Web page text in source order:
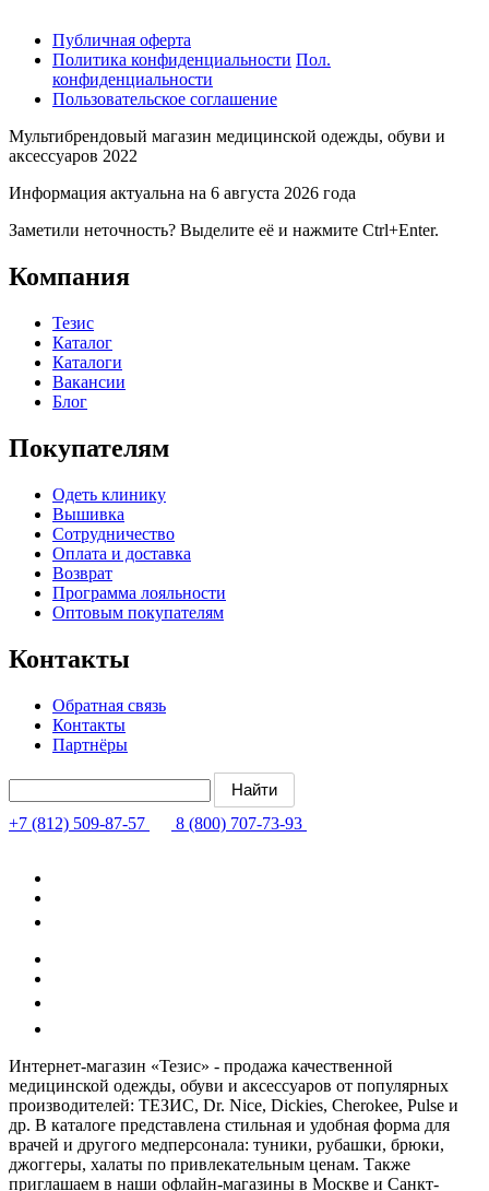
Публичная оферта
Политика конфиденциальности Пол.
конфиденциальности
Пользовательское соглашение
Мультибрендовый магазин медицинской одежды, обуви и
аксессуаров 2022
Информация актуальна на 6 августа 2026 года
Заметили неточность? Выделите её и нажмите Ctrl+Enter.
Компания
Тезис
Каталог
Каталоги
Вакансии
Блог
Покупателям
Одеть клинику
Вышивка
Сотрудничество
Оплата и доставка
Возврат
Программа лояльности
Оптовым покупателям
Контакты
Обратная связь
Контакты
Партнёры
+7 (812) 509-87-57 8 (800) 707-73-93
Интернет-магазин «Тезис» - продажа качественной
медицинской одежды, обуви и аксессуаров от популярных
производителей: ТЕЗИС, Dr. Nice, Dickies, Cherokee, Pulse и
др. В каталоге представлена стильная и удобная форма для
врачей и другого медперсонала: туники, рубашки, брюки,
джоггеры, халаты по привлекательным ценам. Также
приглашаем в наши офлайн-магазины в Москве и Санкт-